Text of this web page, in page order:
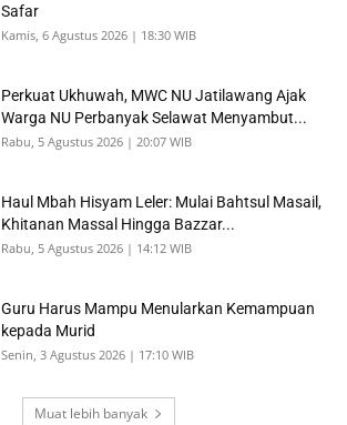
Safar
Kamis, 6 Agustus 2026 | 18:30 WIB
Perkuat Ukhuwah, MWC NU Jatilawang Ajak
Warga NU Perbanyak Selawat Menyambut...
Rabu, 5 Agustus 2026 | 20:07 WIB
Haul Mbah Hisyam Leler: Mulai Bahtsul Masail,
Khitanan Massal Hingga Bazzar...
Rabu, 5 Agustus 2026 | 14:12 WIB
Guru Harus Mampu Menularkan Kemampuan
kepada Murid
Senin, 3 Agustus 2026 | 17:10 WIB
Muat lebih banyak